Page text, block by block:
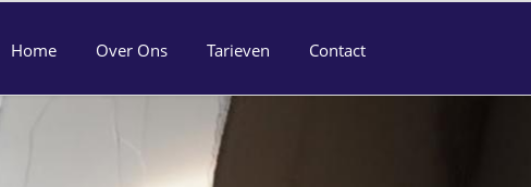
Home Over Ons Tarieven Contact